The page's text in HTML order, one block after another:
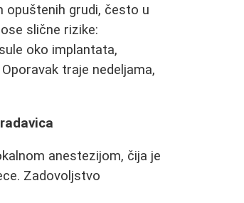
opuštenih grudi, često u
slične rizike:
oko implantata,
traje nedeljama,
anestezijom, čija je
Zadovoljstvo